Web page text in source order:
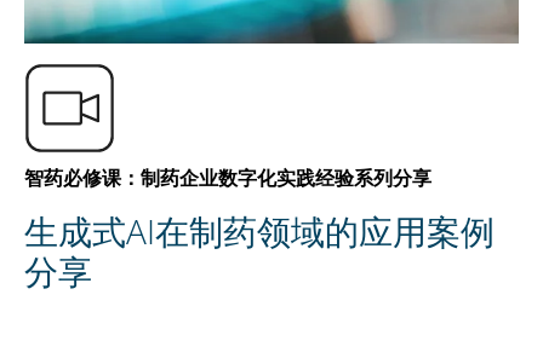
智药必修课：制药企业数字化实践经验系列分享
生成式AI在制药领域的应用案例
分享